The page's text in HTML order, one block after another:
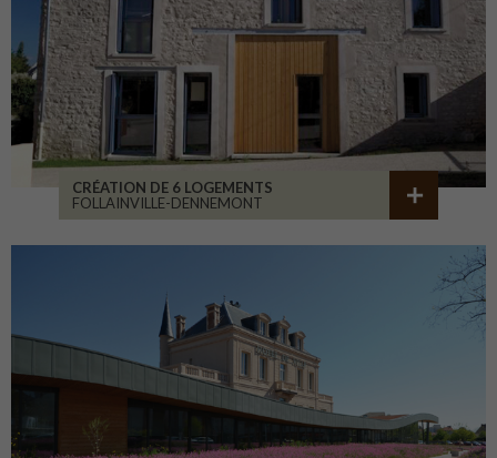
CRÉATION DE 6 LOGEMENTS
FOLLAINVILLE-DENNEMONT